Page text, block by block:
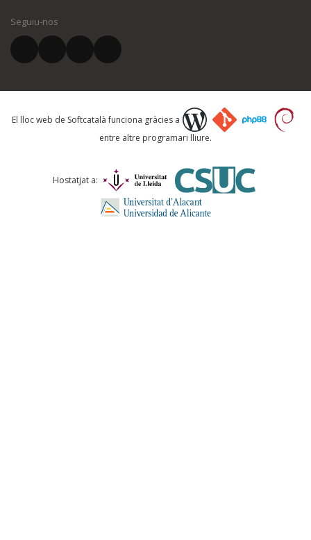
El vostre correu electrònic *
Què proposeu?
Comentari *
Seguiu-nos
El lloc web de Softcatalà funciona gràcies a
entre altre programari lliure.
Hostatjat a: